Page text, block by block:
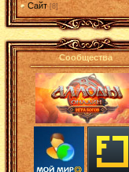
Сайт [8]
Сообщества